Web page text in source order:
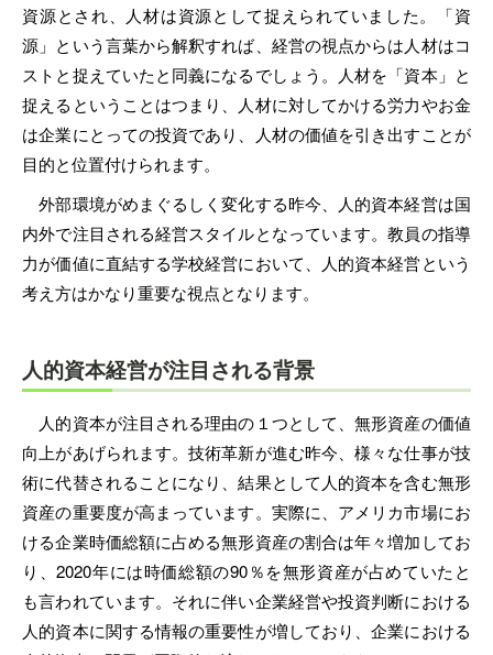
資源とされ、人材は資源として捉えられていました。「資
源」という言葉から解釈すれば、経営の視点からは人材はコ
ストと捉えていたと同義になるでしょう。人材を「資本」と
捉えるということはつまり、人材に対してかける労力やお金
は企業にとっての投資であり、人材の価値を引き出すことが
目的と位置付けられます。
外部環境がめまぐるしく変化する昨今、人的資本経営は国
内外で注目される経営スタイルとなっています。教員の指導
力が価値に直結する学校経営において、人的資本経営という
考え方はかなり重要な視点となります。
人的資本経営が注目される背景
人的資本が注目される理由の１つとして、無形資産の価値
向上があげられます。技術革新が進む昨今、様々な仕事が技
術に代替されることになり、結果として人的資本を含む無形
資産の重要度が高まっています。実際に、アメリカ市場にお
ける企業時価総額に占める無形資産の割合は年々増加してお
り、2020年には時価総額の90％を無形資産が占めていたと
も言われています。それに伴い企業経営や投資判断における
人的資本に関する情報の重要性が増しており、企業における